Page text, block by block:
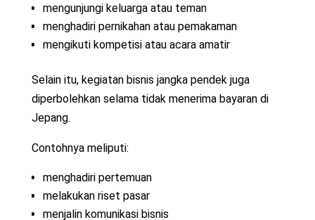
mengunjungi keluarga atau teman
menghadiri pernikahan atau pemakaman
mengikuti kompetisi atau acara amatir
Selain itu, kegiatan bisnis jangka pendek juga
diperbolehkan selama tidak menerima bayaran di
Jepang.
Contohnya meliputi:
menghadiri pertemuan
melakukan riset pasar
menjalin komunikasi bisnis